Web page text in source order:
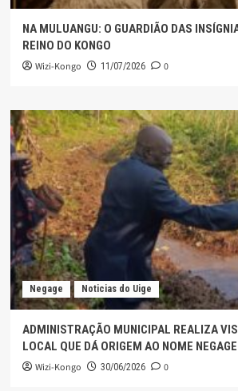
NA MULUANGU: O GUARDIÃO DAS
REINO DO KONGO
Wizi-Kongo 11/07/2026 0
Negage Noticias do Uige
ADMINISTRAÇÃO MUNICIPAL REALIZA
LOCAL QUE DÁ ORIGEM AO NOME NEGAGE
Wizi-Kongo 30/06/2026 0